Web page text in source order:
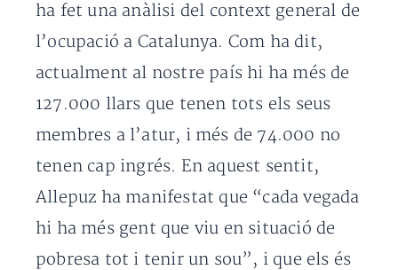
ha fet una anàlisi del context general de
l’ocupació a Catalunya. Com ha dit,
actualment al nostre país hi ha més de
127.000 llars que tenen tots els seus
membres a l’atur, i més de 74.000 no
tenen cap ingrés. En aquest sentit,
Allepuz ha manifestat que “cada vegada
hi ha més gent que viu en situació de
pobresa tot i tenir un sou”, i que els és